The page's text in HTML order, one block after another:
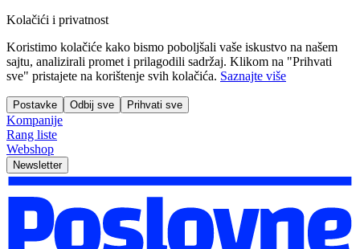
Kolačići i privatnost
Koristimo kolačiće kako bismo poboljšali vaše iskustvo na našem
sajtu, analizirali promet i prilagodili sadržaj. Klikom na "Prihvati
sve" pristajete na korištenje svih kolačića. Saznajte više
Postavke Odbij sve Prihvati sve
Kompanije
Rang liste
Webshop
Newsletter